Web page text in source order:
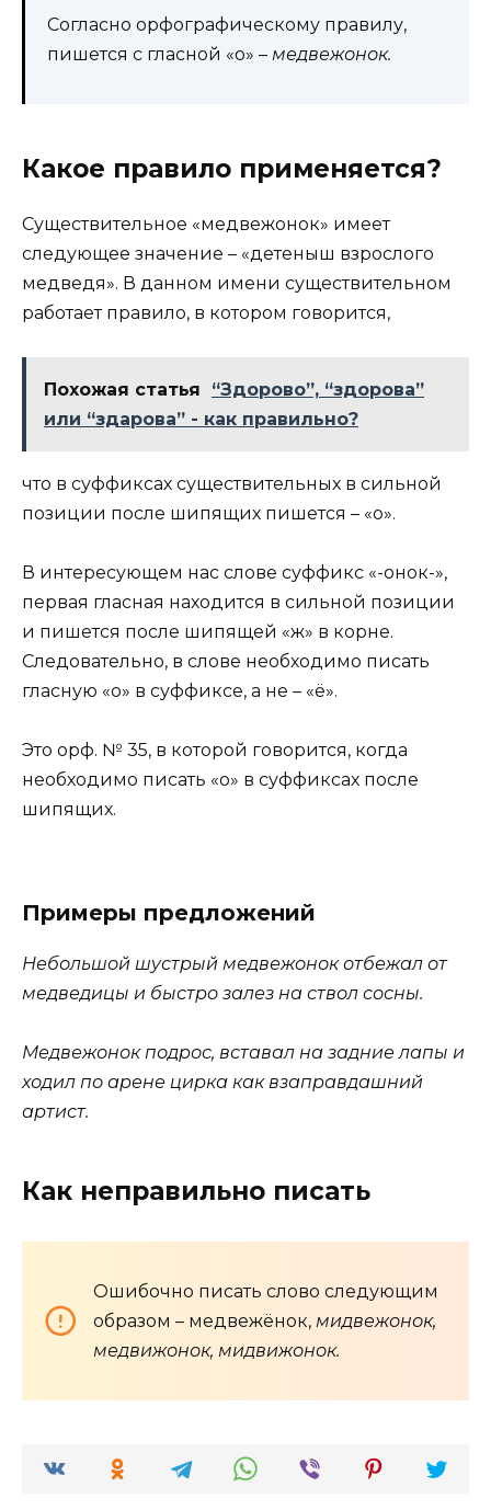
Согласно орфографическому правилу,
пишется с гласной «о» – медвежонок.
Какое правило применяется?
Существительное «медвежонок» имеет
следующее значение – «детеныш взрослого
медведя». В данном имени существительном
работает правило, в котором говорится,
Похожая статья
“Здорово”, “здорова”
или “здарова” - как правильно?
что в суффиксах существительных в сильной
позиции после шипящих пишется – «о».
В интересующем нас слове суффикс «-онок-»,
первая гласная находится в сильной позиции
и пишется после шипящей «ж» в корне.
Следовательно, в слове необходимо писать
гласную «о» в суффиксе, а не – «ё».
Это орф. № 35, в которой говорится, когда
необходимо писать «о» в суффиксах после
шипящих.
Примеры предложений
Небольшой шустрый медвежонок отбежал от
медведицы и быстро залез на ствол сосны.
Медвежонок подрос, вставал на задние лапы и
ходил по арене цирка как взаправдашний
артист.
Как неправильно писать
Ошибочно писать слово следующим
образом – медвежёнок, мидвежонок,
медвижонок, мидвижонок.